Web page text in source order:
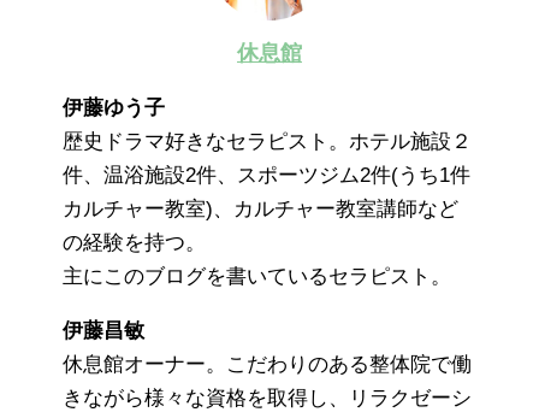
休息館
伊藤ゆう子
歴史ドラマ好きなセラピスト。ホテル施設２
件、温浴施設2件、スポーツジム2件(うち1件
カルチャー教室)、カルチャー教室講師など
の経験を持つ。
主にこのブログを書いているセラピスト。
伊藤昌敏
休息館オーナー。こだわりのある整体院で働
きながら様々な資格を取得し、リラクゼーシ